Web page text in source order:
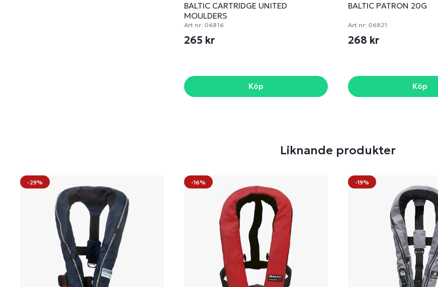
BALTIC CARTRIDGE UNITED
MOULDERS
Art nr: 06816
265 kr
Köp
BALTIC PATRON 20G
Art nr: 06821
268 kr
Köp
Liknande produkter
-29% -16% -19%